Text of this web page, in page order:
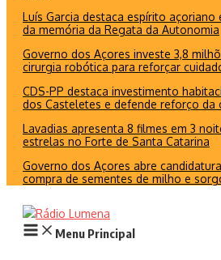
Luís Garcia destaca espírito açoriano
da memória da Regata da Autonomia
Governo dos Açores investe 3,8
cirurgia robótica para reforçar
CDS-PP destaca investimento
dos Casteletes e defende reforço da
Lavadias apresenta 8 filmes em 3
estrelas no Forte de Santa Catarina
Governo dos Açores abre
compra de sementes de milho e
Menu Principal